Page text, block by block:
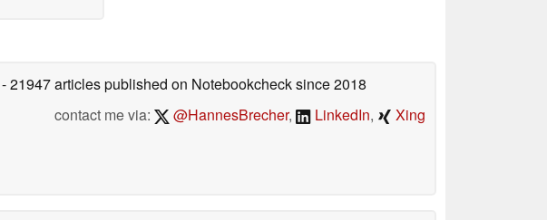
- 21947 articles published on Notebookchecksince 2018
contact me via:
@HannesBrecher, LinkedIn, Xing